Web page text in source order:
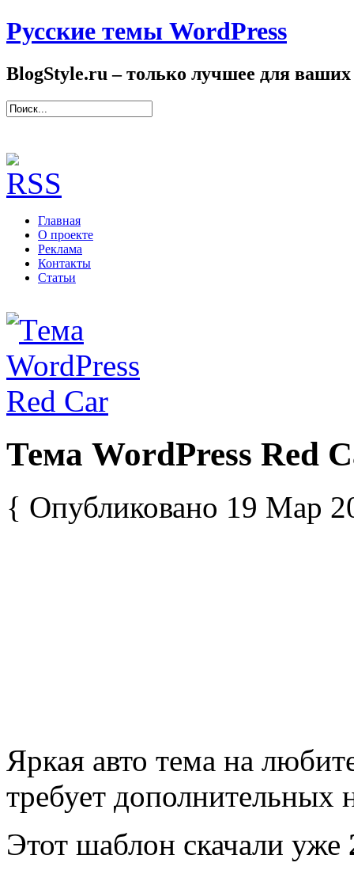
Русские темы WordPress
BlogStyle.ru – только лучшее для ваших
Главная
О проекте
Реклама
Контакты
Статьи
Тема WordPress Red
{ Опубликовано 19 Мар
Яркая авто тема на
требует дополнительных
Этот шаблон скачали уже